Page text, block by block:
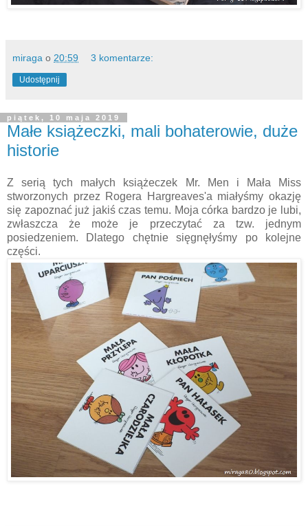
miraga o 20:59 3 komentarze:
Udostępnij
piątek, 10 maja 2019
Małe książeczki, mali bohaterowie, duże
historie
Z serią tych małych książeczek
Mr. Men i Mała Miss
stworzonych przez Rogera Hargreaves'a miałyśmy okazję
się zapoznać już jakiś czas temu. Moja córka bardzo je lubi,
zwłaszcza że może je przeczytać za tzw. jednym
posiedzeniem. Dlatego chętnie sięgnęłyśmy po kolejne
części.